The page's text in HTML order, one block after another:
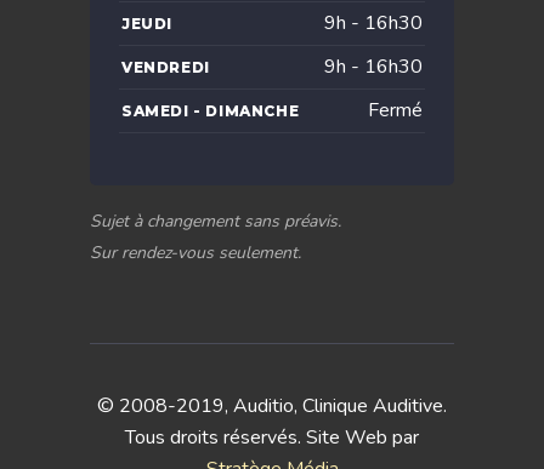
JEUDI 9h - 16h30
VENDREDI 9h - 16h30
SAMEDI - DIMANCHE Fermé
Sujet à changement sans préavis.
Sur rendez-vous seulement.
© 2008-2019, Auditio, Clinique Auditive.
Tous droits réservés. Site Web par